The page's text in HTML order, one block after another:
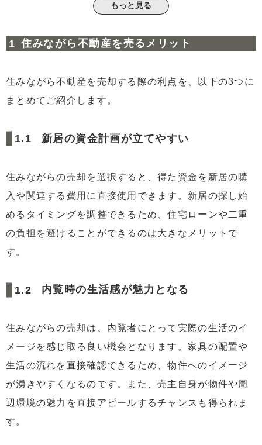
生活感が内覧のネガティブ要因となる可能性
3.1ビジネスとしての内覧を最優先
3.3早めの新居探し
4リースバックとは？
4.2リースバックの利点
5.1リバースモーゲージの特色
5.2リバースモーゲージの利点
家賃の設定
6.4 住宅ローン残高
6.5リフォームの制限
6.6契約期間の確認
6.7修繕費の負担
もっと見る
住みながら不動産を売るメリット
住みながら不動産を売却する際の利点を、以下の3つに
まとめてご紹介します。
新居の資金計画が立てやすい
住みながらの売却を選択すると、得た資金を新居の購
入や関連する費用に直接使用できます。新居の探し始
めるタイミングを調整できるため、住宅ローンや二重
の負担を避けることができるのは大きなメリットで
す。
内覧時の生活感が魅力となる
住みながらの売却は、内覧者にとって実際の生活のイ
メージを感じ取る良い機会となります。家具の配置や
生活の流れを直接確認できるため、物件へのイメージ
が湧きやすくなるのです。また、売主自身が物件や周
辺環境の魅力を直接アピールするチャンスも得られま
す。